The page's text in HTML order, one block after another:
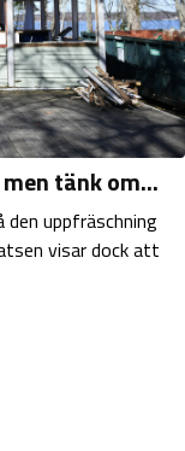
tänk om...
den uppfräschning
visar dock att